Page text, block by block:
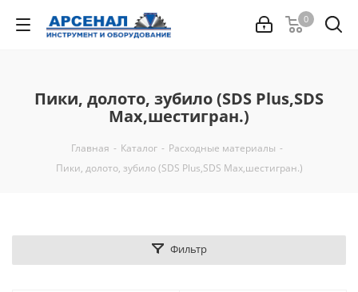
0
Пики, долото, зубило (SDS Plus,SDS
Max,шестигран.)
Главная - Каталог - Расходные материалы -
Пики, долото, зубило (SDS Plus,SDS Max,шестигран.)
Фильтр